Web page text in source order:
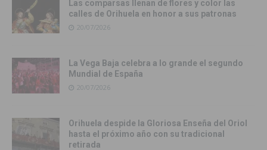
Las comparsas llenan de flores y color las
calles de Orihuela en honor a sus patronas
20/07/2026
La Vega Baja celebra a lo grande el segundo
Mundial de España
20/07/2026
Orihuela despide la Gloriosa Enseña del Oriol
hasta el próximo año con su tradicional
retirada